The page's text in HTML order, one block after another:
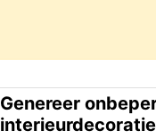
Genereer